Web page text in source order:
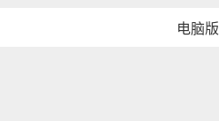
电脑版